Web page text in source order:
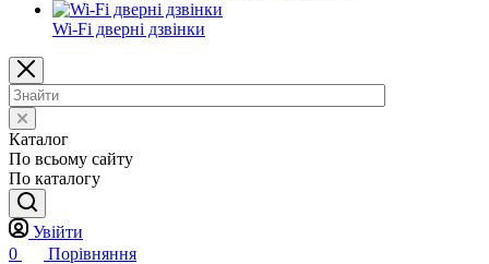
Wi-Fi дверні дзвінки
Каталог
По всьому сайту
По каталогу
Увійти
0
Порівняння